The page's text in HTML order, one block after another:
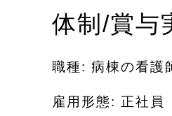
体制/賞与
職種: 病棟の看護
雇用形態: 正社員